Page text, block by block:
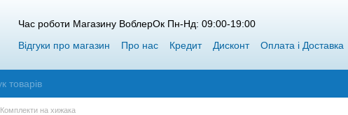
Час роботи Магазину ВоблерОк Пн-Нд: 09:00-19:00
Відгуки про магазин
Про нас Кредит Дисконт Оплата і Доставка
Комплекти на хижака